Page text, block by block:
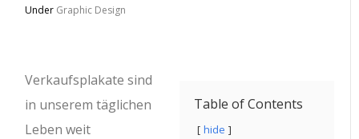
Under Graphic Design
Table of Contents
hide
Verkaufsplakate sind
in unserem täglichen
Leben weit